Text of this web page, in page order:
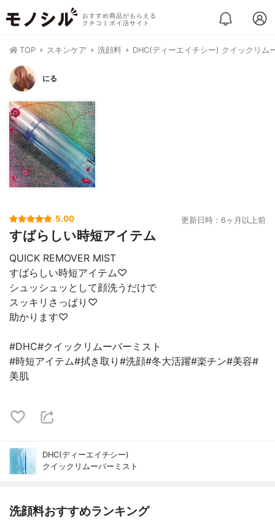
おすすめ商品がもらえる
クチコミポイ活サイト
TOP スキンケア 洗顔料 DHC(ディーエイチシー) クイックリム
にる
5.00 更新日時：6ヶ月以上前
すばらしい時短アイテム
QUICK REMOVER MIST
すばらしい時短アイテム♡
シュッシュッとして顔洗うだけで
スッキリさっぱり♡
助かります♡
#DHC#クイックリムーバーミスト
#時短アイテム#拭き取り#洗顔#冬大活躍#楽チン#美容#
美肌
DHC(ディーエイチシー)
クイックリムーバーミスト
洗顔料おすすめランキング